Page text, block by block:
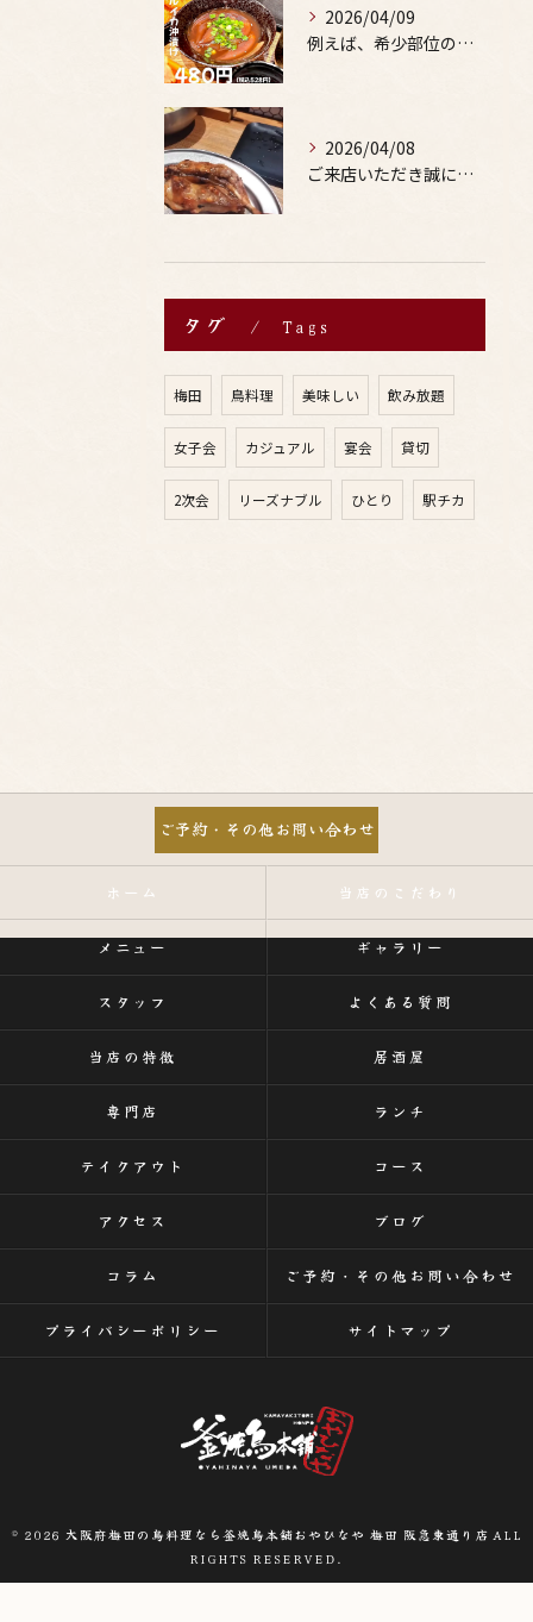
2026/04/09
例えば、希少部位の串を試したり、季節限定の地酒を味わったりす...
2026/04/08
ご来店いただき誠にありがとうございます。
タグ Tags
梅田 鳥料理 美味しい 飲み放題
女子会 カジュアル 宴会 貸切
2次会 リーズナブル ひとり 駅チカ
ご予約・その他お問い合わせ
ホーム 当店のこだわり
メニュー ギャラリー
スタッフ よくある質問
当店の特徴 居酒屋
専門店 ランチ
テイクアウト コース
アクセス ブログ
コラム ご予約・その他お問い合わせ
プライバシーポリシー サイトマップ
© 2026 大阪府梅田の鳥料理なら釜焼鳥本舗おやひなや 梅田 阪急東通り店 ALL
RIGHTS RESERVED.